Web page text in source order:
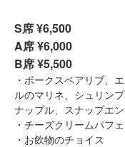
S席 ¥6,500
A席 ¥6,000
B席 ¥5,500
・ポークスペアリブ、
ルのマリネ、シュリン
ナップル、スナップエ
・チーズクリームパフ
・お飲物のチョイス